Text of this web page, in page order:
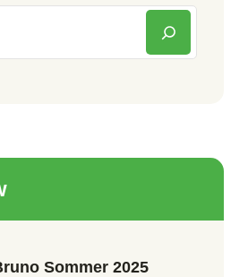
Sommer 2025